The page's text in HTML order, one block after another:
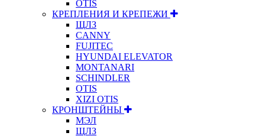
OTIS
КРЕПЛЕНИЯ И КРЕПЕЖИ
ЩЛЗ
CANNY
FUJITEC
HYUNDAI ELEVATOR
MONTANARI
SCHINDLER
OTIS
XIZI OTIS
КРОНШТЕЙНЫ
МЭЛ
ЩЛЗ